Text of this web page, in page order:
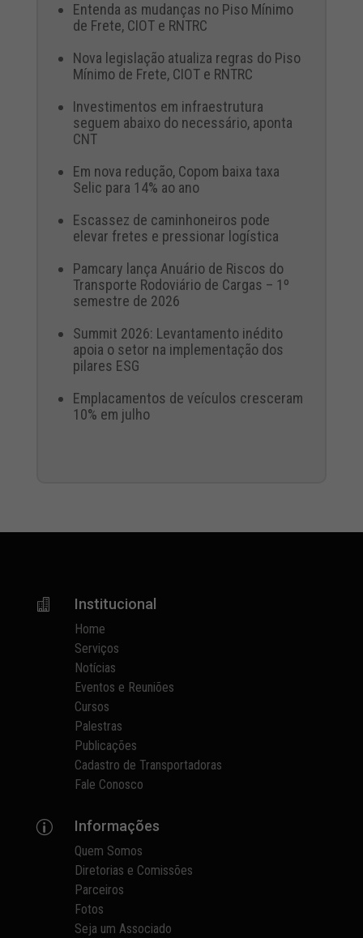
Entenda as mudanças no Piso Mínimo
de Frete, CIOT e RNTRC
Nova legislação atualiza regras do Piso
Mínimo de Frete, CIOT e RNTRC
Investimentos em infraestrutura
seguem abaixo do necessário, aponta
CNT
Em nova redução, Copom baixa taxa
Selic para 14% ao ano
Escassez de caminhoneiros pode
elevar fretes e pressionar logística
Pamcary lança Anuário de Riscos do
Transporte Rodoviário de Cargas – 1º
semestre de 2026
Summit 2026: Levantamento inédito
apoia o setor na implementação dos
pilares ESG
Emplacamentos de veículos cresceram
10% em julho
 Institucional
Home
Serviços
Notícias
Eventos e Reuniões
Cursos
Palestras
Publicações
Cadastro de Transportadoras
Fale Conosco
p Informações
Quem Somos
Diretorias e Comissões
Parceiros
Fotos
Seja um Associado